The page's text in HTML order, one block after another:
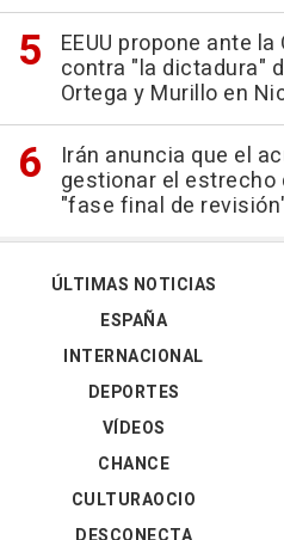
EEUU propone ante
contra "la dictadura"
Ortega y Murillo en
Irán anuncia que el
gestionar el estrecho
"fase final de
ÚLTIMAS NOTICIAS
ESPAÑA
INTERNACIONAL
DEPORTES
VÍDEOS
CHANCE
CULTURAOCIO